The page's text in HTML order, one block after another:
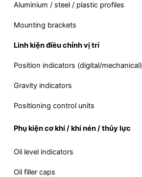
Aluminium / steel / plastic profiles
Mounting brackets
Linh kiện điều chỉnh vị trí
Position indicators (digital/mechanical)
Gravity indicators
Positioning control units
Phụ kiện cơ khí / khí nén / thủy lực
Oil level indicators
Oil filler caps